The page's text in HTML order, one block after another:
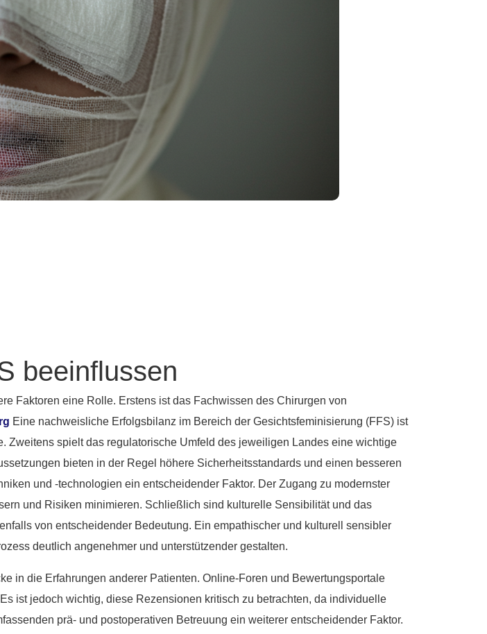
beeinflussen
Faktoren eine Rolle. Erstens ist das Fachwissen des Chirurgen von
Eine nachweisliche Erfolgsbilanz im Bereich der Gesichtsfeminisierung (FFS) ist
spielt das regulatorische Umfeld des jeweiligen Landes eine wichtige
bieten in der Regel höhere Sicherheitsstandards und einen besseren
und -technologien ein entscheidender Faktor. Der Zugang zu modernster
und Risiken minimieren. Schließlich sind kulturelle Sensibilität und das
von entscheidender Bedeutung. Ein empathischer und kulturell sensibler
deutlich angenehmer und unterstützender gestalten.
in die Erfahrungen anderer Patienten. Online-Foren und Bewertungsportale
ist jedoch wichtig, diese Rezensionen kritisch zu betrachten, da individuelle
prä- und postoperativen Betreuung ein weiterer entscheidender Faktor.